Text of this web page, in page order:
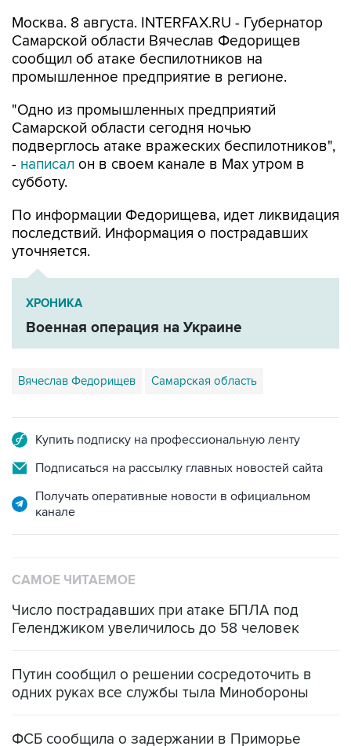
сообщил об атаке беспилотников на
промышленное предприятие в регионе.
"Одно из промышленных предприятий
подверглось атаке вражеских беспилотников",
-написалон в своем канале в Max утром в
субботу.
По информации Федорищева, идет ликвидация
уточняется.
ХРОНИКА
Военная операция на Украине
Вячеслав Федорищев Самарская область
Подписаться на рассылку главных новостей сайта
Получать оперативные новости в официальном
Число пострадавших при атаке БПЛА под
Путин сообщил о решении сосредоточить в
ФСБ сообщила о задержании в Приморье